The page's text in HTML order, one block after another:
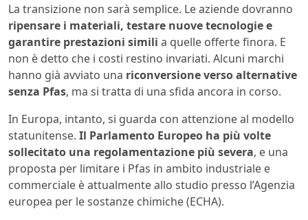
La transizione non sarà semplice. Le aziende dovranno
ripensare i materiali, testare nuove tecnologie e
garantire prestazioni simili a quelle offerte finora. E
non è detto che i costi restino invariati. Alcuni marchi
hanno già avviato una riconversione verso alternative
senza Pfas, ma si tratta di una sfida ancora in corso.
In Europa, intanto, si guarda con attenzione al modello
statunitense. Il Parlamento Europeo ha più volte
sollecitato una regolamentazione più severa, e una
proposta per limitare i Pfas in ambito industriale e
commerciale è attualmente allo studio presso l’Agenzia
europea per le sostanze chimiche (ECHA).